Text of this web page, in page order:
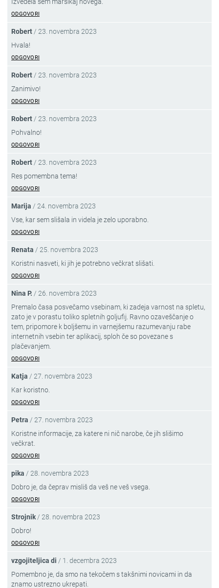
ODGOVORI
Robert / 23. novembra 2023
Hvala!
ODGOVORI
Robert / 23. novembra 2023
Zanimivo!
ODGOVORI
Robert / 23. novembra 2023
Pohvalno!
ODGOVORI
Robert / 23. novembra 2023
Res pomembna tema!
ODGOVORI
Marija / 24. novembra 2023
Vse, kar sem slišala in videla je zelo uporabno.
ODGOVORI
Renata / 25. novembra 2023
Koristni nasveti, ki jih je potrebno večkrat slišati.
ODGOVORI
Nina P. / 26. novembra 2023
Premalo časa posvečamo vsebinam, ki zadeja varnost na spletu,
zato je v porastu toliko spletnih goljufij. Ravno ozaveščanje o
tem, pripomore k boljšemu in varnejšemu razumevanju rabe
internetnih vsebin ter aplikacij, sploh če so povezane s
plačevanjem.
ODGOVORI
Katja / 27. novembra 2023
Kar koristno.
ODGOVORI
Petra / 27. novembra 2023
Koristne informacije, za katere ni nič narobe, če jih slišimo
večkrat.
ODGOVORI
pika / 28. novembra 2023
Dobro je, da čeprav misliš da veš ne veš vsega.
ODGOVORI
Strojnik / 28. novembra 2023
Dobro!
ODGOVORI
vzgojiteljica di / 1. decembra 2023
Pomembno je, da smo na tekočem s takšnimi novicami in da
znamo ustrezno ukrepati.